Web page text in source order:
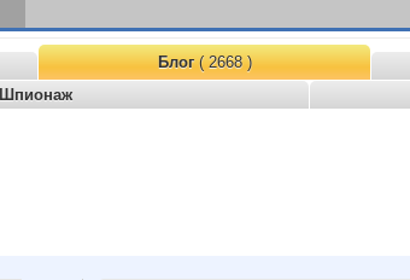
Блог( 2668 )
Шпионаж